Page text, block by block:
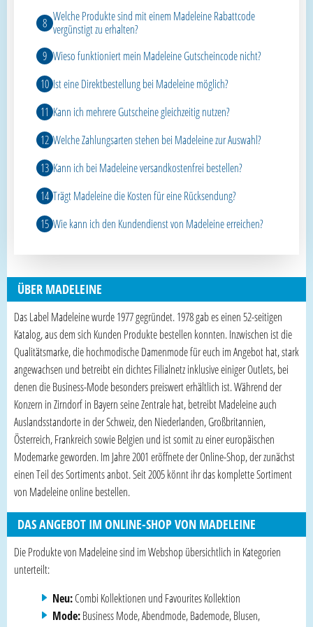
Welche Produkte sind mit einem Madeleine Rabattcode
vergünstigt zu erhalten?
Wieso funktioniert mein Madeleine Gutscheincode nicht?
Ist eine Direktbestellung bei Madeleine möglich?
Kann ich mehrere Gutscheine gleichzeitig nutzen?
Welche Zahlungsarten stehen bei Madeleine zur Auswahl?
Kann ich bei Madeleine versandkostenfrei bestellen?
Trägt Madeleine die Kosten für eine Rücksendung?
Wie kann ich den Kundendienst von Madeleine erreichen?
ÜBER MADELEINE
Das Label Madeleine wurde 1977 gegründet. 1978 gab es einen 52-seitigen
Katalog, aus dem sich Kunden Produkte bestellen konnten. Inzwischen ist die
Qualitätsmarke, die hochmodische Damenmode für euch im Angebot hat, stark
angewachsen und betreibt ein dichtes Filialnetz inklusive einiger Outlets, bei
denen die Business-Mode besonders preiswert erhältlich ist. Während der
Konzern in Zirndorf in Bayern seine Zentrale hat, betreibt Madeleine auch
Auslandsstandorte in der Schweiz, den Niederlanden, Großbritannien,
Österreich, Frankreich sowie Belgien und ist somit zu einer europäischen
Modemarke geworden. Im Jahre 2001 eröffnete der Online-Shop, der zunächst
einen Teil des Sortiments anbot. Seit 2005 könnt ihr das komplette Sortiment
von Madeleine online bestellen.
DAS ANGEBOT IM ONLINE-SHOP VON MADELEINE
Die Produkte von Madeleine sind im Webshop übersichtlich in Kategorien
unterteilt:
Neu:Combi Kollektionen und Favourites Kollektion
Mode:Business Mode, Abendmode, Bademode, Blusen,